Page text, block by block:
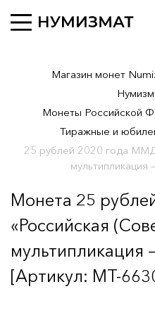
Магазин монет
Монеты Российской
Тиражные и
25 рублей 2020 года
мультипликация
Монета 25
«Российская
мультипликация
[Артикул: MT-